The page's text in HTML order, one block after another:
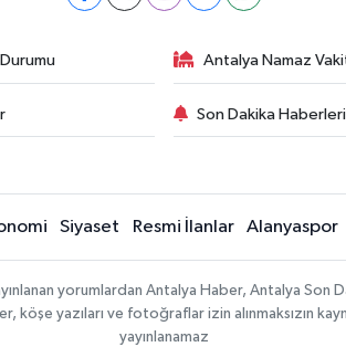
Antalya Namaz
Son Dakika Haberleri
Siyaset Resmi İlanlar Alanyaspor
yorumlardan Antalya Haber, Antalya
köşe yazıları ve fotoğraflar izin alınmaksızın
yayınlanamaz